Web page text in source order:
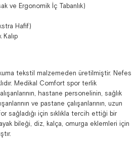
ve Ergonomik İç Tabanlık)
Hafif)
Kalıp
tekstil malzemeden üretilmiştir. Nefes
Medikal Comfort spor terlik
hastane personelinin, sağlık
ve pastane çalışanlarının, uzun
sağladığı için sıklıkla tercih ettiği bir
bileği, diz, kalça, omurga eklemleri için